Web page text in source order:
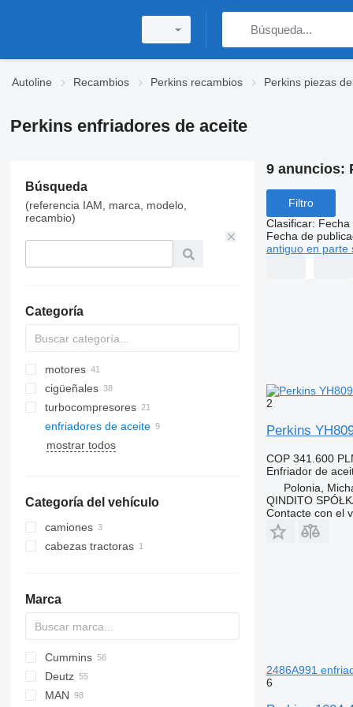
Autoline Recambios Perkins recambios Perkins piezas
Perkins enfriadores de aceite
Búsqueda
(referencia IAM, marca, modelo,
recambio)
Categoría
motores
cigüeñales
turbocompresores
enfriadores de aceite
mostrar todos
Categoría del vehículo
camiones
cabezas tractoras
Marca
X-Series
C-series
Silverado
Cummins
CF
LF
Deutz
BF
1848
X series
Crossway
Axer
MAN
9 anuncios:
Filtro
Clasificar: Fecha
Fecha de
antiguo en parte
2
Perkins
COP 341.600
Enfriador de
Polonia,
QINDITO
Contacte con el
2486A991
6